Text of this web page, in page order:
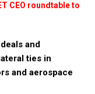
CEO roundtable to
and
ties in
and aerospace